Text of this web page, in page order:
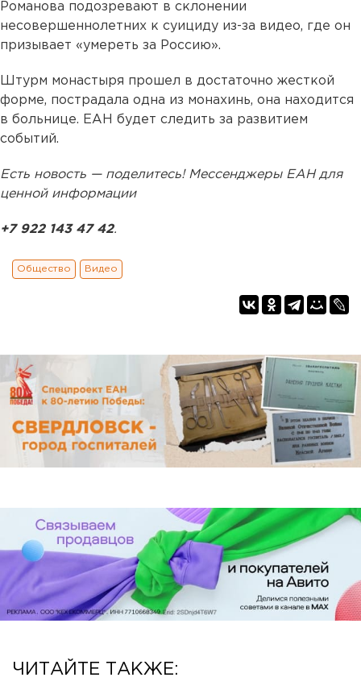
Романова подозревают в склонении
несовершеннолетних к суициду из-за видео, где он
призывает «умереть за Россию».
Штурм монастыря прошел в достаточно жесткой
форме, пострадала одна из монахинь, она находится
в больнице. ЕАН будет следить за развитием
событий.
Есть новость — поделитесь! Мессенджеры ЕАН для
ценной информации
+7 922 143 47 42.
Общество Видео
ЧИТАЙТЕ ТАКЖЕ: